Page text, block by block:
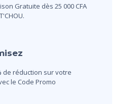
Gratuite dès 25 000 CFA
de réduction sur votre
le Code Promo